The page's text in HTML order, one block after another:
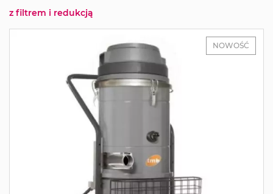
z filtrem i redukcją
NOWOŚĆ